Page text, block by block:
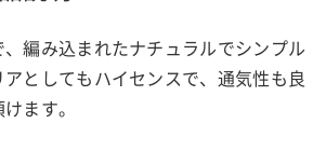
編み込まれたナチュラルでシンプル
としてもハイセンスで、通気性も良
ます。